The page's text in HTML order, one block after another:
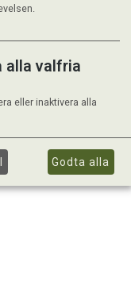
alla valfria
eller inaktivera alla
Godta alla